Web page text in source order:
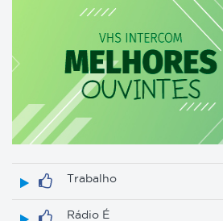
Trabalho
Rádio É